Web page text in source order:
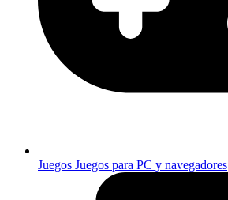
Juegos Juegos para PC y navegadores